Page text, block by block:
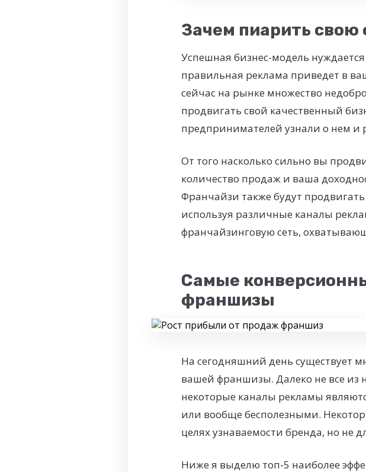
Зачем пиарить
Успешная бизнес-модель
правильная реклама приведет в
сейчас на рынке множество
продвигать свой качественный
предпринимателей узнали о нем и
От того насколько сильно вы
количество продаж и ваша
Франчайзи также будут
используя различные каналы
франчайзинговую сеть,
Самые
франшизы
На сегодняшний день существует
вашей франшизы. Далеко не все из
некоторые каналы рекламы
или вообще бесполезными.
целях узнаваемости бренда, но не
Ниже я выделю топ-5 наиболее